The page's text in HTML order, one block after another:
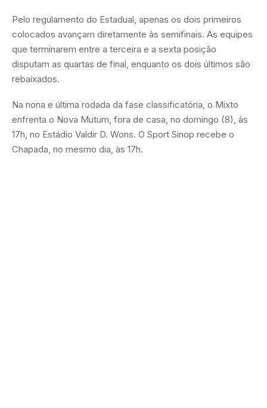
Pelo regulamento do Estadual, apenas os dois primeiros
colocados avançam diretamente às semifinais. As equipes
que terminarem entre a terceira e a sexta posição
disputam as quartas de final, enquanto os dois últimos são
rebaixados.
Na nona e última rodada da fase classificatória, o Mixto
enfrenta o Nova Mutum, fora de casa, no domingo (8), às
17h, no Estádio Valdir D. Wons. O Sport Sinop recebe o
Chapada, no mesmo dia, às 17h.